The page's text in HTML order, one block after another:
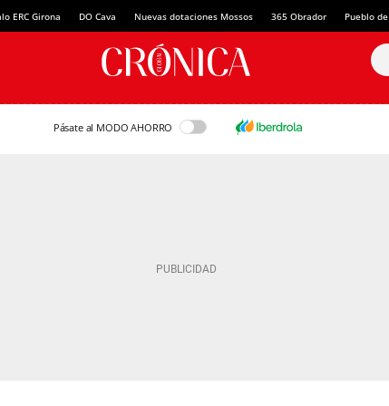
ERC Girona DO Cava Nuevas dotaciones Mossos 365 Obrador Pueblo
Pásate al MODO AHORRO